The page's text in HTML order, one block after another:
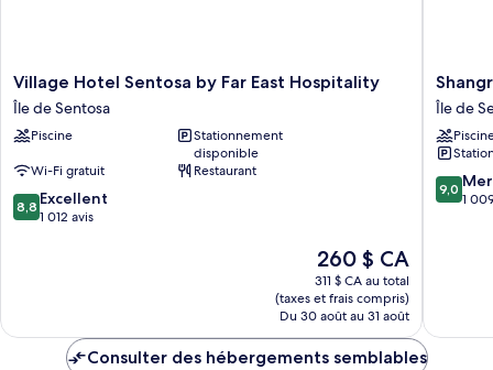
Village
Hotel
Sentosa
by
East
Hospitality
Île
Village Hotel Sentosa by Far East Hospitality
Île de Sentosa
Piscine
Stationnement
disponible
Wi-Fi gratuit
Restaurant
8.8
sur
8,8 Excellent
1 012 avis
Le
prix
est
de
260 $ CA
260 $ CA
311 $ CA au total
(taxes et frais compris)
Du 30 août au 31 août
Shangri-
La
Rasa
Sentosa,
Île
de
Île de
9.0
sur
9,0
1
Consulter des hébergements semblables